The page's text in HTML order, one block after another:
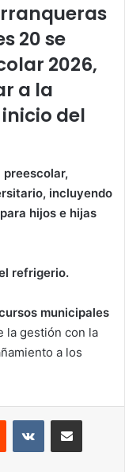
20 se
2026,
a la
del
preescolar,
incluyendo
hijos e hijas
refrigerio.
municipales
la gestión con la
a los